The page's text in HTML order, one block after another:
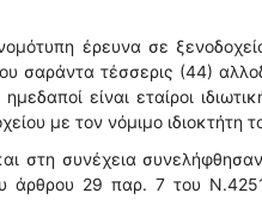
έρευνα σε
σαράντα τέσσερις (44)
είναι εταίροι
με τον νόμιμο ιδιοκτήτη
στη συνέχεια
άρθρου 29 παρ. 7 του